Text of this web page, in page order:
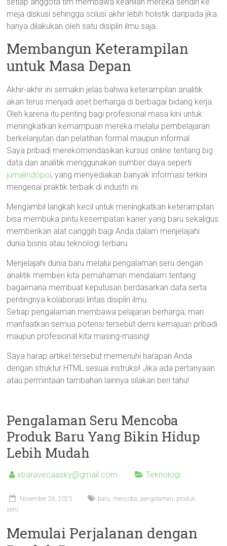
meja diskusi sehingga solusi akhir lebih holistik daripada jika
hanya dilakukan oleh satu disiplin ilmu saja.
Membangun Keterampilan
untuk Masa Depan
Akhir-akhir ini semakin jelas bahwa keterampilan analitik
akan terus menjadi aset berharga di berbagai bidang kerja.
Oleh karena itu penting bagi profesional masa kini untuk
meningkatkan kemampuan mereka melalui pembelajaran
berkelanjutan dan pelatihan formal maupun informal.
Saya pribadi merekomendasikan kursus online tentang big
data dan analitik menggunakan sumber daya seperti
jurnalindopol, yang menyediakan banyak informasi terkini
mengenai praktik terbaik di industri ini.
Mengambil langkah kecil untuk meningkatkan keterampilan
bisa membuka pintu kesempatan karier yang baru sekaligus
memberikan alat canggih bagi Anda dalam menjelajahi
dunia bisnis atau teknologi terbaru.
Menjelajahi dunia baru melalui pengalaman seru dengan
analitik memberi kita pemahaman mendalam tentang
bagaimana membuat keputusan berdasarkan data serta
pentingnya kolaborasi lintas disiplin ilmu.
Setiap pengalaman membawa pelajaran berharga; mari
manfaatkan semua potensi tersebut demi kemajuan pribadi
maupun profesional kita masing-masing!
Saya harap artikel tersebut memenuhi harapan Anda
dengan struktur HTML sesuai instruksi! Jika ada pertanyaan
atau permintaan tambahan lainnya silakan beri tahu!
Pengalaman Seru Mencoba
Produk Baru Yang Bikin Hidup
Lebih Mudah
xbaravecaasky@gmail.com Teknologi
November 28, 2025 baru, mencoba, pengalaman, produk,
seru
Memulai Perjalanan dengan